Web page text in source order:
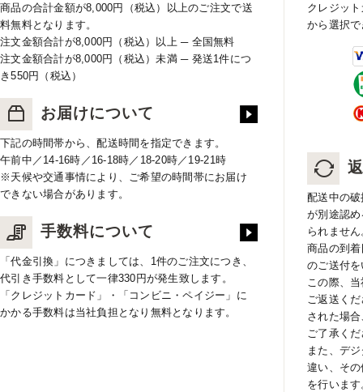
商品の合計金額が8,000円（税込）以上のご注文で送
料無料となります。
注文金額合計が8,000円（税込）以上 ─ 全国無料
注文金額合計が8,000円（税込）未満 ─ 発送1件につ
き550円（税込）
お届けについて
下記の時間帯から、配送時間を指定できます。
午前中／14-16時／16-18時／18-20時／19-21時
※天候や交通事情により、ご希望の時間帯にお届け
できない場合があります。
手数料について
「代金引換」につきましては、1件のご注文につき、
代引き手数料として一律330円が発生致します。
「クレジットカード」・「コンビニ・ペイジー」に
かかる手数料は当社負担となり無料となります。
クレジッ
から選択
配送中の
が別途認
られません
商品の到
のご送付
この際、
ご返送く
された場
ご了承く
また、デ
違い、そ
を行います